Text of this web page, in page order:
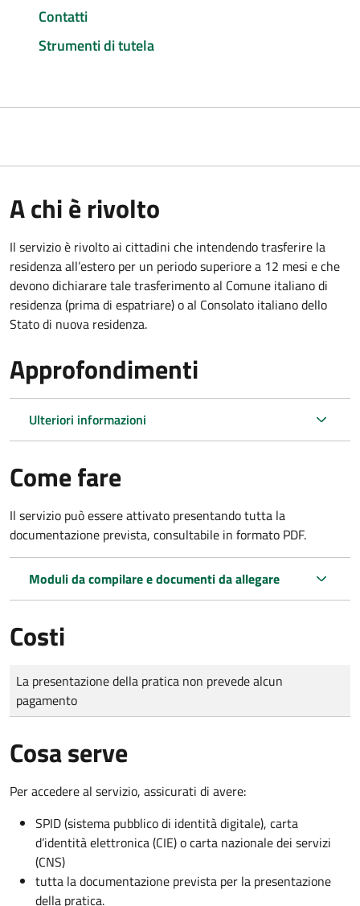
Contatti
Strumenti di tutela
A chi è rivolto
Il servizio è rivolto ai cittadini che intendendo trasferire la
residenza all’estero per un periodo superiore a 12 mesi e che
devono dichiarare tale trasferimento al Comune italiano di
residenza (prima di espatriare) o al Consolato italiano dello
Stato di nuova residenza.
Approfondimenti
Ulteriori informazioni
Come fare
Il servizio può essere attivato presentando tutta la
documentazione prevista, consultabile in formato PDF.
Moduli da compilare e documenti da allegare
Costi
Tipo di pagamento
Importo
La presentazione della pratica non prevede alcun
pagamento
Cosa serve
Per accedere al servizio, assicurati di avere:
SPID (sistema pubblico di identità digitale), carta
d’identità elettronica (CIE) o carta nazionale dei servizi
(CNS)
tutta la documentazione prevista per la presentazione
della pratica.